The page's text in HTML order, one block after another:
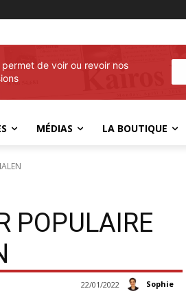
permet de voir ou revoir nos
MÉDIAS LA BOUTIQUE
POPULAIRE
Sophie
22/01/2022